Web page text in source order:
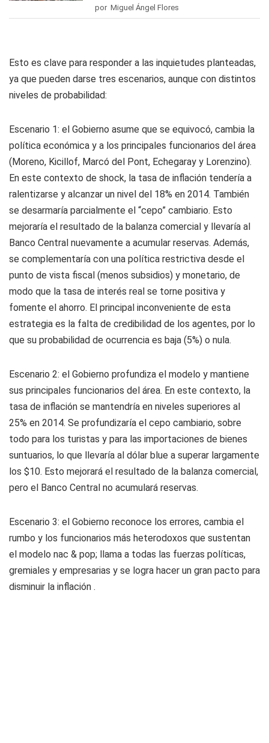
por Miguel Ángel Flores
Esto es clave para responder a las inquietudes planteadas,
ya que pueden darse tres escenarios, aunque con distintos
niveles de probabilidad:
Escenario 1: el Gobierno asume que se equivocó, cambia la
política económica y a los principales funcionarios del área
(Moreno, Kicillof, Marcó del Pont, Echegaray y Lorenzino).
En este contexto de shock, la tasa de inflación tendería a
ralentizarse y alcanzar un nivel del 18% en 2014. También
se desarmaría parcialmente el “cepo” cambiario. Esto
mejoraría el resultado de la balanza comercial y llevaría al
Banco Central nuevamente a acumular reservas. Además,
se complementaría con una política restrictiva desde el
punto de vista fiscal (menos subsidios) y monetario, de
modo que la tasa de interés real se torne positiva y
fomente el ahorro. El principal inconveniente de esta
estrategia es la falta de credibilidad de los agentes, por lo
que su probabilidad de ocurrencia es baja (5%) o nula.
Escenario 2: el Gobierno profundiza el modelo y mantiene
sus principales funcionarios del área. En este contexto, la
tasa de inflación se mantendría en niveles superiores al
25% en 2014. Se profundizaría el cepo cambiario, sobre
todo para los turistas y para las importaciones de bienes
suntuarios, lo que llevaría al dólar blue a superar largamente
los $10. Esto mejorará el resultado de la balanza comercial,
pero el Banco Central no acumulará reservas.
Escenario 3: el Gobierno reconoce los errores, cambia el
rumbo y los funcionarios más heterodoxos que sustentan
el modelo nac & pop; llama a todas las fuerzas políticas,
gremiales y empresarias y se logra hacer un gran pacto para
disminuir la inflación .